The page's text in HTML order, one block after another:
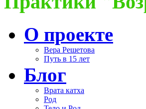
О проекте
Вера Решетова
Путь в 15 лет
Блог
Врата катха
Род